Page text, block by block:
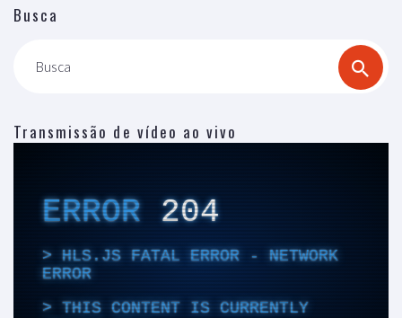
Busca
Busca
Transmissão de vídeo ao vivo